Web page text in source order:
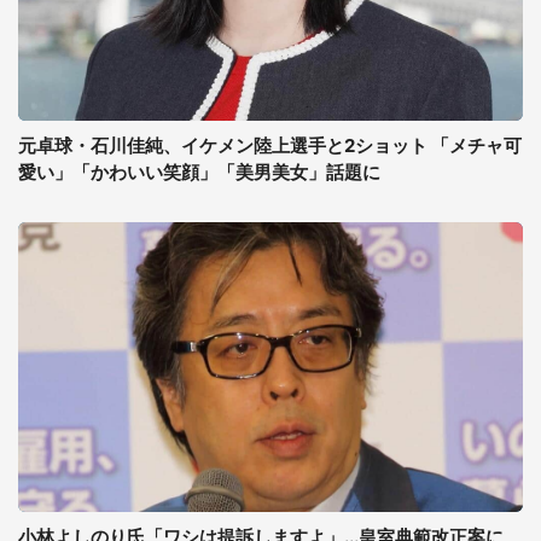
元卓球・石川佳純、イケメン陸上選手と2ショット 「メチャ可
愛い」「かわいい笑顔」「美男美女」話題に